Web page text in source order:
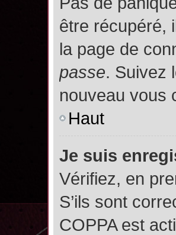
être récupéré,
la page de
passe. Suivez
nouveau vous
Haut
Je suis
Vérifiez, en
S’ils sont
COPPA est